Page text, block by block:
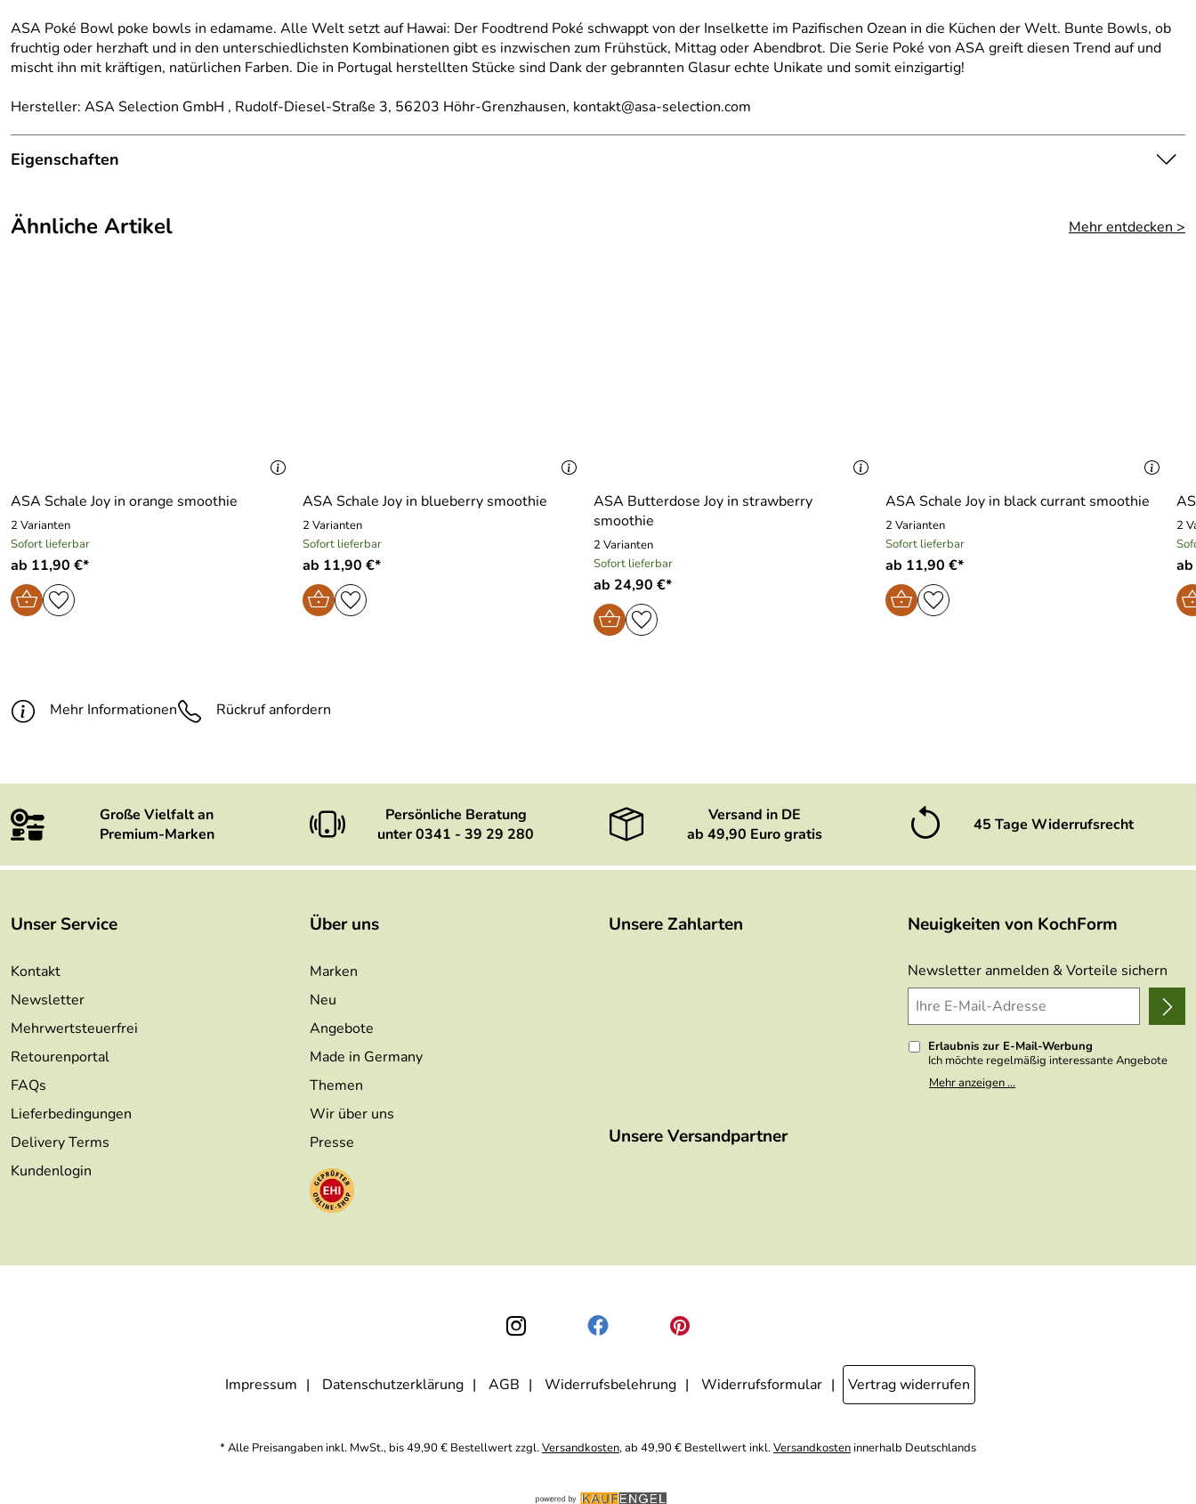
ASA Poké Bowl poke bowls in edamame. Alle Welt setzt auf Hawai: Der Foodtrend Poké schwappt von der Inselkette im Pazifischen Ozean in die Küchen der Welt. Bunte Bowls, ob
fruchtig oder herzhaft und in den unterschiedlichsten Kombinationen gibt es inzwischen zum Frühstück, Mittag oder Abendbrot. Die Serie Poké von ASA greift diesen Trend auf und
mischt ihn mit kräftigen, natürlichen Farben. Die in Portugal herstellten Stücke sind Dank der gebrannten Glasur echte Unikate und somit einzigartig!
Hersteller: ASA Selection GmbH , Rudolf-Diesel-Straße 3, 56203 Höhr-Grenzhausen, kontakt@asa-selection.com
Eigenschaften
Länge:
Poké bowls
Material:
Steinzeug
Geeignet für Spülmaschine:
Geeignet für Backofen:
Geeignet für Mikrowelle:
Ähnliche Artikel Mehr entdecken >
ASA Schale Joy in orange smoothie
2 Varianten
Sofort lieferbar
ab 11,90 €*
ASA Schale Joy in blueberry smoothie
2 Varianten
Sofort lieferbar
ab 11,90 €*
ASA Butterdose Joy in strawberry
smoothie
2 Varianten
Sofort lieferbar
ab 24,90 €*
ASA Schale Joy in black currant smoothie
2 Varianten
Sofort lieferbar
ab 11,90 €*
2
Mehr Informationen Rückruf anfordern
Große Vielfalt an
Premium-Marken
Persönliche Beratung
unter 0341 - 39 29 280
Versand in DE
ab 49,90 Euro gratis
45 Tage Widerrufsrecht
Unser Service
Kontakt
Newsletter
Mehrwertsteuerfrei
Retourenportal
FAQs
Lieferbedingungen
Delivery Terms
Kundenlogin
Über uns
Marken
Neu
Angebote
Made in Germany
Themen
Wir über uns
Presse
Unsere Zahlarten
Unsere Versandpartner
Neuigkeiten von KochForm
Newsletter anmelden & Vorteile sichern
Erlaubnis zur E-Mail-Werbung
Ich möchte regelmäßig interessante Angebote
per E-Mail erhalten. Meine E-Mail-Adresse wird
nicht an andere Unternehmen weitergegeben. Zu
Mehr anzeigen ...
Impressum Datenschutzerklärung AGB Widerrufsbelehrung Widerrufsformular Vertrag widerrufen
* Alle Preisangaben inkl. MwSt., bis 49,90 € Bestellwert zzgl.Versandkosten, ab 49,90 € Bestellwert inkl.Versandkosten innerhalb Deutschlands